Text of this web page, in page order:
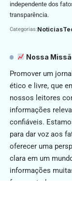
independente dos
transparência.
Categorias:Noticias
Nossa
Promover um
ético e livre, que
nossos leitores
informações
confiáveis.
para dar voz aos
oferecer uma
clara em um
informações
fragmentadas.